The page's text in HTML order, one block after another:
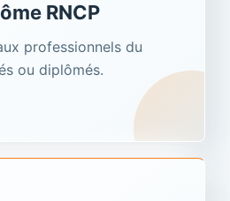
RNCP
professionnels du
ou diplômés.